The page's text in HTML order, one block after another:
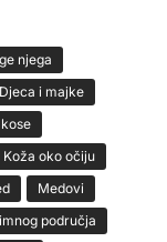
njega
Djeca i majke
Koža oko očiju
Medovi
područja